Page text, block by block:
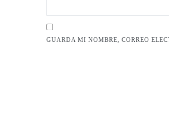
GUARDA MI NOMBRE, CORREO